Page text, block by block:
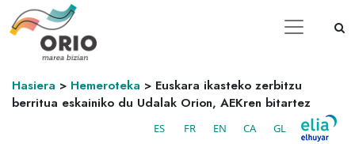
Hasiera > Hemeroteka > Euskara ikasteko zerbitzu
berritua eskainiko du Udalak Orion, AEKren bitartez
ES FR EN CA GL